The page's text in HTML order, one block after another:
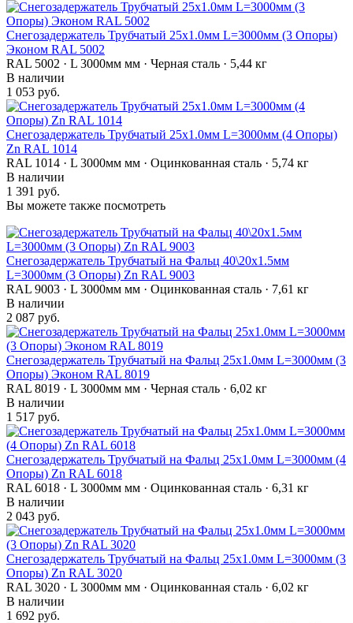
Снегозадержатель Трубчатый 25х1.0мм L=3000мм (3 Опоры)
Эконом RAL 5002
RAL 5002 · L 3000мм мм · Черная сталь · 5,44 кг
В наличии
1 053 руб.
Снегозадержатель Трубчатый 25х1.0мм L=3000мм (4 Опоры)
Zn RAL 1014
RAL 1014 · L 3000мм мм · Оцинкованная сталь · 5,74 кг
В наличии
1 391 руб.
Вы можете также посмотреть
Снегозадержатель Трубчатый на Фальц 40\20х1.5мм
L=3000мм (3 Опоры) Zn RAL 9003
RAL 9003 · L 3000мм мм · Оцинкованная сталь · 7,61 кг
В наличии
2 087 руб.
Снегозадержатель Трубчатый на Фальц 25х1.0мм L=3000мм (3
Опоры) Эконом RAL 8019
RAL 8019 · L 3000мм мм · Черная сталь · 6,02 кг
В наличии
1 517 руб.
Снегозадержатель Трубчатый на Фальц 25х1.0мм L=3000мм (4
Опоры) Zn RAL 6018
RAL 6018 · L 3000мм мм · Оцинкованная сталь · 6,31 кг
В наличии
2 043 руб.
Снегозадержатель Трубчатый на Фальц 25х1.0мм L=3000мм (3
Опоры) Zn RAL 3020
RAL 3020 · L 3000мм мм · Оцинкованная сталь · 6,02 кг
В наличии
1 692 руб.